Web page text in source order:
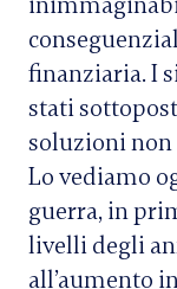
finanziaria. I
stati
soluzioni non
Lo vediamo
guerra, in
livelli degli
all’aumento